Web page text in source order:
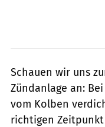
Schauen wir uns
Zündanlage an:
vom Kolben
richtigen